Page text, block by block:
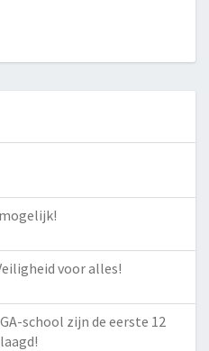
voor alles!
school zijn de eerste 12